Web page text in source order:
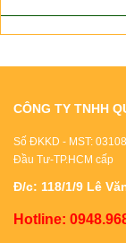
CÔNG TY TNHH
Số ĐKKD - MST:
Đầu Tư-TP.HCM cấp
Đ/c: 118/1/9 Lê
Hotline: